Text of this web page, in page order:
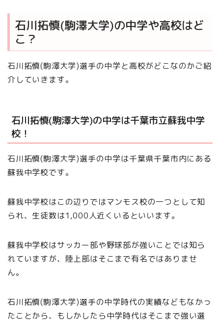
石川拓慎(駒澤大学)の中学や高校はど
こ？
石川拓慎(駒澤大学)選手の中学と高校がどこなのかご紹
介していきます。
石川拓慎(駒澤大学)の中学は千葉市立蘇我中学
校！
石川拓慎(駒澤大学)選手の中学は千葉県千葉市内にある
蘇我中学校です。
蘇我中学校はこの辺りではマンモス校の一つとして知
られ、生徒数は1,000人近くいるといいます。
蘇我中学校はサッカー部や野球部が強いことでは知ら
れていますが、陸上部はそこまで有名ではありませ
ん。
石川拓慎(駒澤大学)選手の中学時代の実績などもなかっ
たことから、もしかしたら中学時代はそこまで強い選